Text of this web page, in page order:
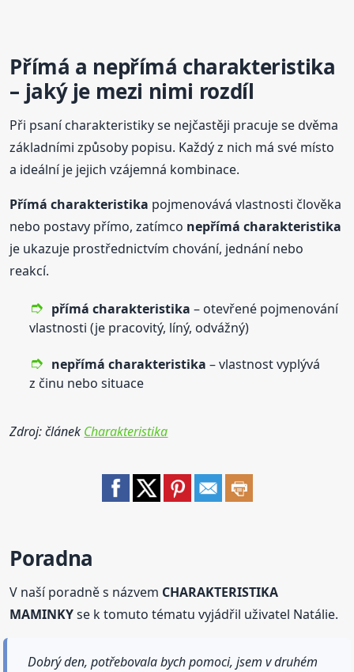
Přímá a nepřímá charakteristika
– jaký je mezi nimi rozdíl
Při psaní charakteristiky se nejčastěji pracuje se dvěma
základními způsoby popisu. Každý z nich má své místo
a ideální je jejich vzájemná kombinace.
Přímácharakteristika pojmenovává vlastnosti člověka
nebo postavy přímo, zatímco nepřímá charakteristika
je ukazuje prostřednictvím chování, jednání nebo
reakcí.
přímácharakteristika – otevřené pojmenování
vlastnosti (je pracovitý, líný, odvážný)
nepřímá charakteristika – vlastnost vyplývá
z činu nebo situace
Zdroj: článek Charakteristika
Poradna
V naší poradně s názvem CHARAKTERISTIKA
MAMINKYse k tomuto tématu vyjádřil uživatel Natálie.
Dobrý den, potřebovala bych pomoci, jsem v druhém